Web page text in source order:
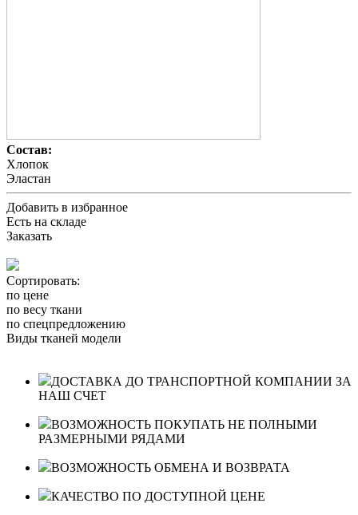
Состав:
Хлопок
Эластан
Добавить в избранное
Есть на складе
Заказать
Сортировать:
по цене
по весу ткани
по спецпредложению
Виды тканей модели
ДОСТАВКА ДО ТРАНСПОРТНОЙ КОМПАНИИ ЗА
НАШ СЧЕТ
ВОЗМОЖНОСТЬ ПОКУПАТЬ НЕ ПОЛНЫМИ
РАЗМЕРНЫМИ РЯДАМИ
ВОЗМОЖНОСТЬ ОБМЕНА И ВОЗВРАТА
КАЧЕСТВО ПО ДОСТУПНОЙ ЦЕНЕ